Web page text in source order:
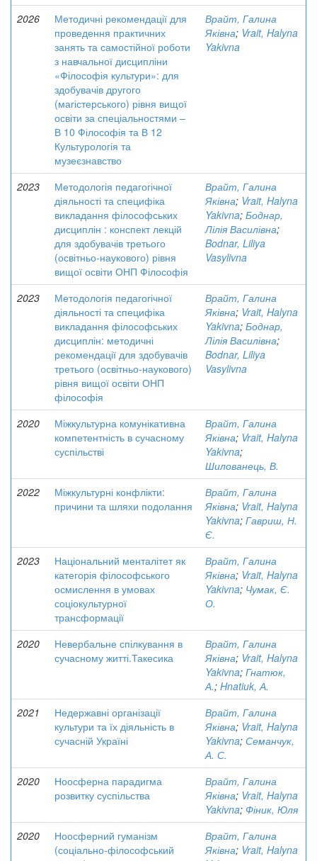
2026
Методичні рекомендації для
проведення практичних
занять та самостійної роботи
з навчальної дисципліни
«Філософія культури»: для
здобувачів другого
(магістерського) рівня вищої
освіти за спеціальностями –
В 10 Філософія та В 12
Культурологія та
музеєзнавство
Врайт, Галина
Яківна; Vrait, Halyna
Yakivna
2023
Методологія педагогічної
діяльності та специфіка
викладання філософських
дисциплін : конспект лекцій
для здобувачів третього
(освітньо-наукового) рівня
вищої освіти ОНП Філософія
Врайт, Галина
Яківна; Vrait, Halyna
Yakivna; Боднар,
Лілія Василівна;
Bodnar, Liliya
Vasylivna
2023
Методологія педагогічної
діяльності та специфіка
викладання філософських
дисциплін: методичні
рекомендації для здобувачів
третього (освітньо-наукового)
рівня вищої освіти ОНП
філософія
Врайт, Галина
Яківна; Vrait, Halyna
Yakivna; Боднар,
Лілія Василівна;
Bodnar, Liliya
Vasylivna
2020
Міжкультурна комунікативна
компетентність в сучасному
суспільстві
Врайт, Галина
Яківна; Vrait, Halyna
Yakivna;
Шилованець, В.
2022
Міжкультурні конфлікти:
причини та шляхи подолання
Врайт, Галина
Яківна; Vrait, Halyna
Yakivna; Гавриш, Н.
Є.
2023
Національний менталітет як
категорія філософського
осмислення в умовах
соціокультурної
трансформації
Врайт, Галина
Яківна; Vrait, Halyna
Yakivna; Чумак, Є.
О.
2020
Невербальне спілкування в
сучасному житті.Такесика
Врайт, Галина
Яківна; Vrait, Halyna
Yakivna; Гнатюк,
А.; Hnatiuk, А.
2021
Недержавні організації
культури та їх діяльність в
сучасній Україні
Врайт, Галина
Яківна; Vrait, Halyna
Yakivna; Семанчук,
А. С.
2020
Ноосферна парадигма
розвитку суспільства
Врайт, Галина
Яківна; Vrait, Halyna
Yakivna; Фіник, Юля
2020
Ноосферний гуманізм
(соціально-філософський
Врайт, Галина
Яківна; Vrait, Halyna